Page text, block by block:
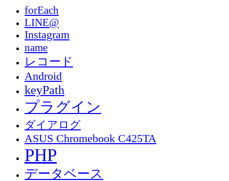
forEach
LINE@
Instagram
name
レコード
Android
keyPath
プラグイン
ダイアログ
ASUS Chromebook C425TA
PHP
データベース